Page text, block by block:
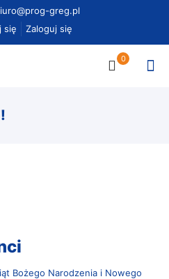
greg.pl
się
Zaloguj się
0
Bożego Narodzenia i Nowego